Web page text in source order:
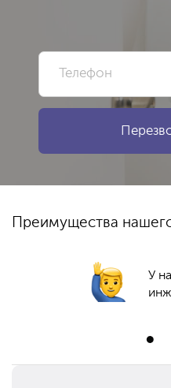
Преимущества
У